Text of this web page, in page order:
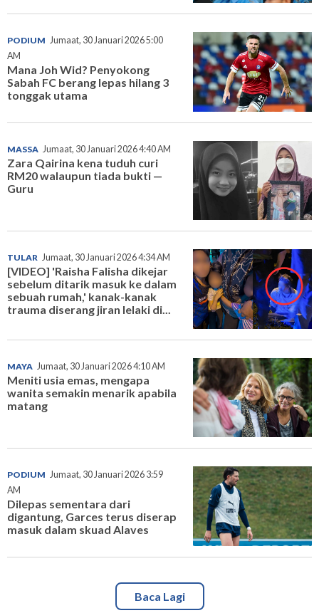
PODIUM Jumaat, 30 Januari 2026 5:00
AM
Mana Joh Wid? Penyokong
Sabah FC berang lepas hilang 3
tonggak utama
MASSA Jumaat, 30 Januari 2026 4:40 AM
Zara Qairina kena tuduh curi
RM20 walaupun tiada bukti —
Guru
TULAR Jumaat, 30 Januari 2026 4:34 AM
[VIDEO] 'Raisha Falisha dikejar
sebelum ditarik masuk ke dalam
sebuah rumah,' kanak-kanak
trauma diserang jiran lelaki di...
MAYA Jumaat, 30 Januari 2026 4:10 AM
Meniti usia emas, mengapa
wanita semakin menarik apabila
matang
PODIUM Jumaat, 30 Januari 2026 3:59
AM
Dilepas sementara dari
digantung, Garces terus diserap
masuk dalam skuad Alaves
Baca Lagi